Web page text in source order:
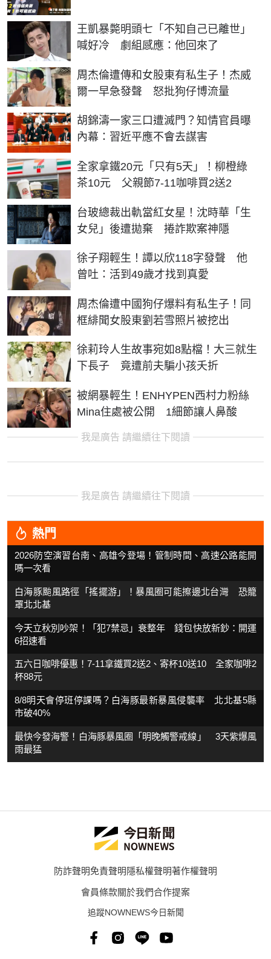
王凱暴斃明頭七「不知自己已離世」
喊好冷 劇組感應：他回來了
周杰倫遭傳和女股東有私生子！杰威
爾一早急發聲 怒批狗仔博流量
胡錦濤一家三口遭滅門？知情官員曝
內幕：習近平應不會去謀害
全家拿鐵20元「只有5天」！柳橙綠
茶10元 父親節7-11咖啡買2送2
台玻總裁出軌當紅女星！沈時華「生
女兒」後遭拋棄 捲詐欺案神隱
徐子翔輕生！譚以欣118字發聲 他
曾吐：活到49歲才找到真愛
周杰倫遭中國狗仔爆料有私生子！同
框緋聞女股東劉若雪照片被挖出
徐莉玲人生故事宛如8點檔！大三就生
下長子 竟遭前夫騙小孩夭折
被網暴輕生！ENHYPEN西村力粉絲
Mina住處被公開 1細節讓人鼻酸
我是廣告 請繼續往下閱讀
我是廣告 請繼續往下閱讀
熱門
2026防空演習台南、高雄今登場！管制時間、高速公路能開
嗎一次看
白海豚颱風路徑「搖擺游」！暴風圈可能擦邊北台灣 恐籠
罩北北基
今天立秋別吵架！「犯7禁忌」衰整年 錢包快放新鈔：開運
6招速看
五六日咖啡優惠！7-11拿鐵買2送2、寄杯10送10 全家咖啡2
杯88元
8/8明天會停班停課嗎？白海豚最新暴風侵襲率 北北基5縣
市破40%
最快今發海警！白海豚暴風圈「明晚觸警戒線」 3天紫爆風
雨最猛
防詐聲明免責聲明隱私權聲明著作權聲明
會員條款關於我們合作提案
追蹤NOWNEWS今日新聞